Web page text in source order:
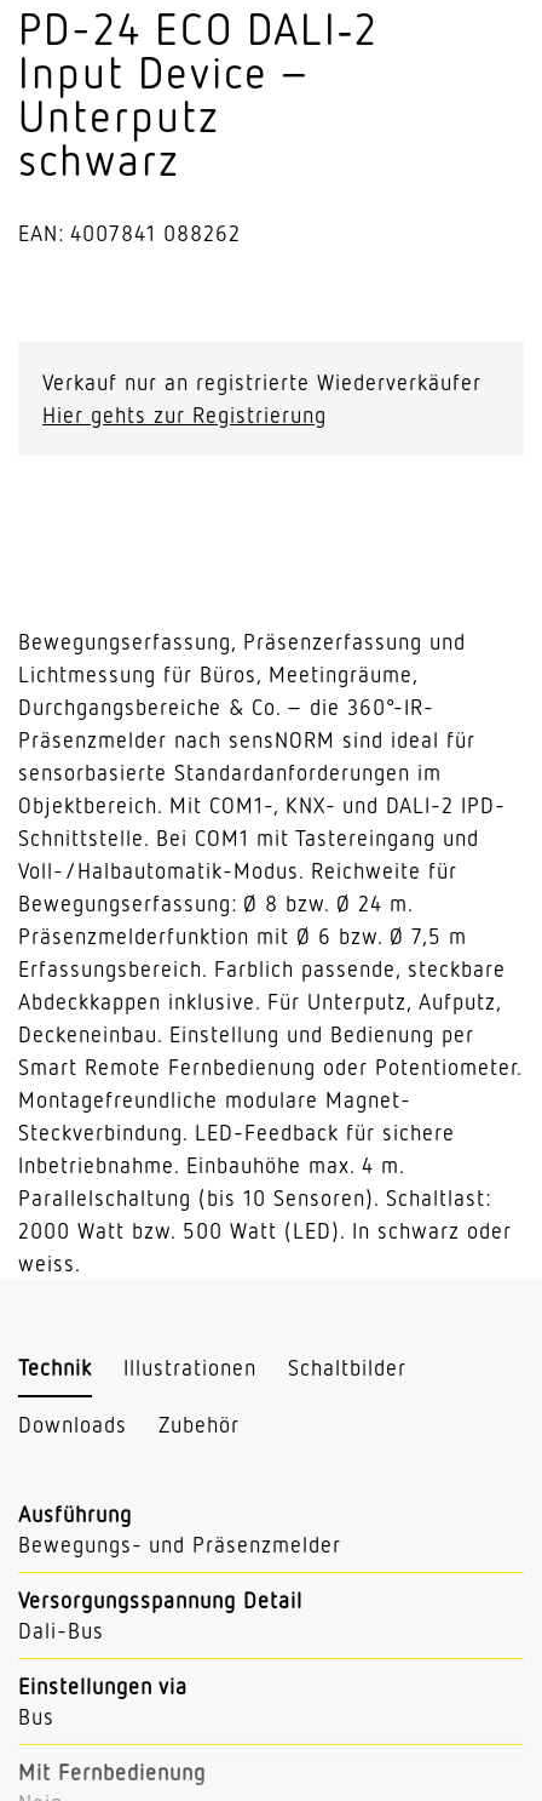
PD-24 ECO DALI‑2
Input Device –
Unterputz
schwarz
EAN: 4007841 088262
ECO
DALI-
Menge
Verkauf nur an registrierte Wiederverkäufer
Hier gehts zur Registrierung
Bewegungserfassung, Präsenzerfassung und
Lichtmessung für Büros, Meetingräume,
Durchgangsbereiche & Co. – die 360°-IR-
Präsenzmelder nach sensNORM sind ideal für
sensorbasierte Standardanforderungen im
Objektbereich. Mit COM1-, KNX- und DALI-2 IPD-
Schnittstelle. Bei COM1 mit Tastereingang und
Voll-/Halbautomatik-Modus. Reichweite für
Bewegungserfassung: Ø 8 bzw. Ø 24 m.
Präsenzmelderfunktion mit Ø 6 bzw. Ø 7,5 m
Erfassungsbereich. Farblich passende, steckbare
Abdeckkappen inklusive. Für Unterputz, Aufputz,
Deckeneinbau. Einstellung und Bedienung per
Smart Remote Fernbedienung oder Potentiometer.
Montagefreundliche modulare Magnet-
Steckverbindung. LED-Feedback für sichere
Inbetriebnahme. Einbauhöhe max. 4 m.
Parallelschaltung (bis 10 Sensoren). Schaltlast:
2000 Watt bzw. 500 Watt (LED). In schwarz oder
weiss.
Technik Illustrationen Schaltbilder
Downloads Zubehör
Ausführung
Bewegungs- und Präsenzmelder
Versorgungsspannung Detail
Dali-Bus
Einstellungen via
Bus
Mit Fernbedienung